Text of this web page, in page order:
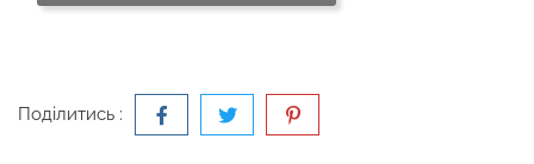
Поділитись :